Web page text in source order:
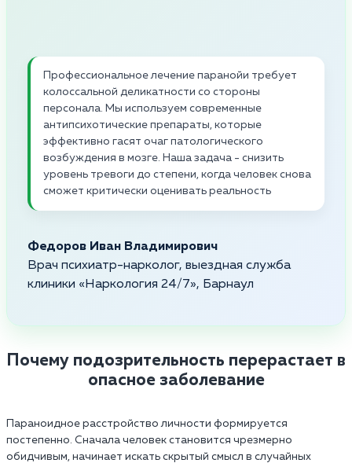
Профессиональное лечение паранойи требует
колоссальной деликатности со стороны
персонала. Мы используем современные
антипсихотические препараты, которые
эффективно гасят очаг патологического
возбуждения в мозге. Наша задача - снизить
уровень тревоги до степени, когда человек снова
сможет критически оценивать реальность
Федоров Иван Владимирович
Врач психиатр-нарколог, выездная служба
клиники «Наркология 24/7», Барнаул
Почему подозрительность перерастает в
опасное заболевание
Параноидное расстройство личности формируется
постепенно. Сначала человек становится чрезмерно
обидчивым, начинает искать скрытый смысл в случайных